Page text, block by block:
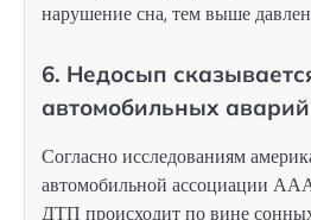
нарушение сна, тем выше
6. Недосып
автомобильных аварий
Согласно исследованиям
автомобильной ассоциации
ДТП происходит по вине